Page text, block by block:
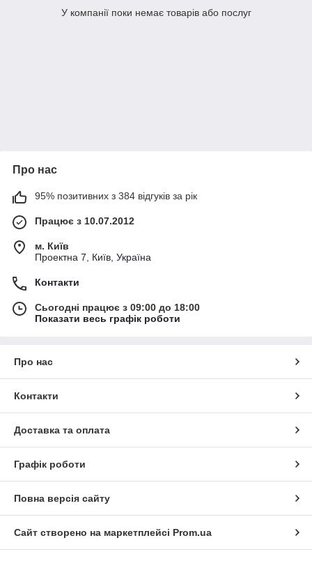
У компанії поки немає товарів або послуг
Про нас
95% позитивних з 384 відгуків за рік
Працює з 10.07.2012
м. Київ
Проектна 7, Київ, Україна
Контакти
Сьогодні працює з 09:00 до 18:00
Показати весь графік роботи
Про нас
Контакти
Доставка та оплата
Графік роботи
Повна версія сайту
Сайт створено на маркетплейсі Prom.ua